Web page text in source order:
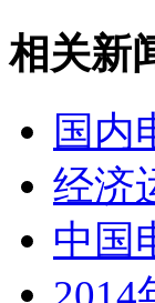
相关新
国内
经济
中国